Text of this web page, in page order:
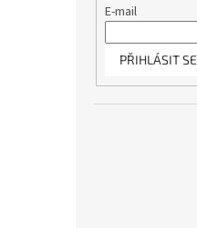
E-mail
PŘIHLÁSIT SE